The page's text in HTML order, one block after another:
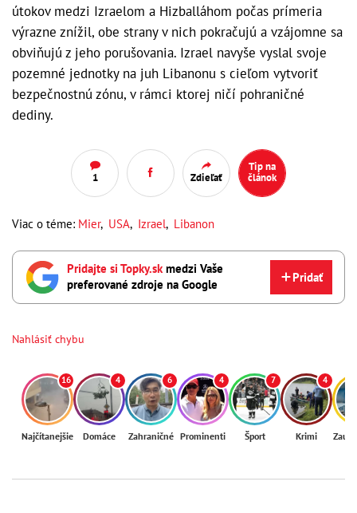
útokov medzi Izraelom a Hizballáhom počas prímeria
výrazne znížil, obe strany v nich pokračujú a vzájomne sa
obviňujú z jeho porušovania. Izrael navyše vyslal svoje
pozemné jednotky na juh Libanonu s cieľom vytvoriť
bezpečnostnú zónu, v rámci ktorej ničí pohraničné
dediny.
1 Zdieľať
Tip na
článok
Viac o téme: Mier, USA, Izrael, Libanon
Pridajte si Topky.skmedzi Vaše
preferované zdroje na Google
Pridať
Nahlásiť chybu
16
Najčítanejšie
4
Domáce
6
Zahraničné
4
Prominenti
7
Šport
4
Krimi